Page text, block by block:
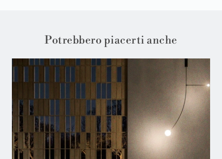
Potrebbero piacerti anche